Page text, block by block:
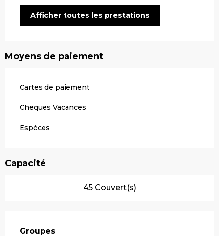
Afficher toutes les prestations
Moyens de paiement
Cartes de paiement
Chèques Vacances
Espèces
Capacité
45 Couvert(s)
Groupes
Groupes